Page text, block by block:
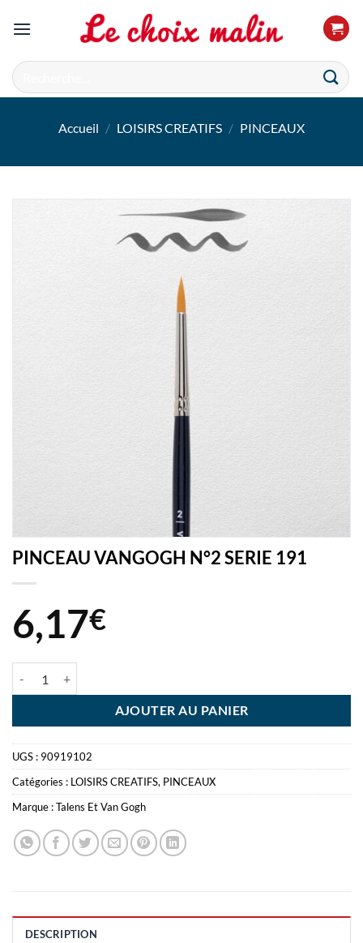
Recherche
pour :
Accueil / LOISIRS CREATIFS / PINCEAUX
PINCEAU VANGOGH N°2 SERIE 191
6,17€
AJOUTER AU PANIER
UGS : 90919102
Catégories : LOISIRS CREATIFS, PINCEAUX
Marque :Talens Et Van Gogh
DESCRIPTION